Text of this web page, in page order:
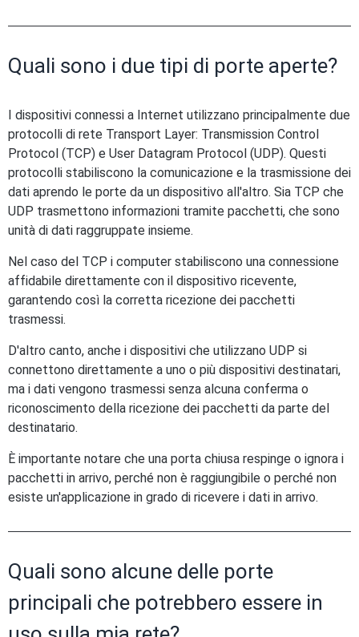
Quali sono i due tipi di porte aperte?
I dispositivi connessi a Internet utilizzano principalmente due
protocolli di rete Transport Layer: Transmission Control
Protocol (TCP) e User Datagram Protocol (UDP). Questi
protocolli stabiliscono la comunicazione e la trasmissione dei
dati aprendo le porte da un dispositivo all'altro. Sia TCP che
UDP trasmettono informazioni tramite pacchetti, che sono
unità di dati raggruppate insieme.
Nel caso del TCP i computer stabiliscono una connessione
affidabile direttamente con il dispositivo ricevente,
garantendo così la corretta ricezione dei pacchetti
trasmessi.
D'altro canto, anche i dispositivi che utilizzano UDP si
connettono direttamente a uno o più dispositivi destinatari,
ma i dati vengono trasmessi senza alcuna conferma o
riconoscimento della ricezione dei pacchetti da parte del
destinatario.
È importante notare che una porta chiusa respinge o ignora i
pacchetti in arrivo, perché non è raggiungibile o perché non
esiste un'applicazione in grado di ricevere i dati in arrivo.
Quali sono alcune delle porte
principali che potrebbero essere in